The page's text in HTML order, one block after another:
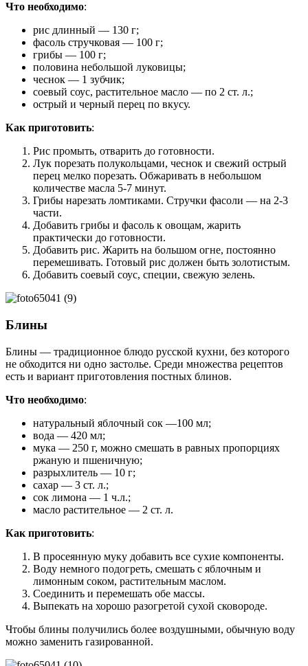
Что необходимо:
рис длинный — 130 г;
фасоль стручковая — 100 г;
грибы — 100 г;
половина небольшой луковицы;
чеснок — 1 зубчик;
соевый соус, растительное масло — по 2 ст. л.;
острый и черный перец по вкусу.
Как приготовить:
Рис промыть, отварить до готовности.
Лук порезать полукольцами, чеснок и свежий острый
перец мелко порезать. Обжаривать в небольшом
количестве масла 5-7 минут.
Грибы нарезать ломтиками. Стручки фасоли — на 2-3
части.
Добавить грибы и фасоль к овощам, жарить
практически до готовности.
Добавить рис. Жарить на большом огне, постоянно
перемешивать. Готовый рис должен быть золотистым.
Добавить соевый соус, специи, свежую зелень.
Блины
Блины — традиционное блюдо русской кухни, без которого
не обходится ни одно застолье. Среди множества рецептов
есть и вариант приготовления постных блинов.
Что необходимо:
натуральный яблочный сок —100 мл;
вода — 420 мл;
мука — 250 г, можно смешать в равных пропорциях
ржаную и пшеничную;
разрыхлитель — 10 г;
сахар — 3 ст. л.;
сок лимона — 1 ч.л.;
масло растительное — 2 ст. л.
Как приготовить:
В просеянную муку добавить все сухие компоненты.
Воду немного подогреть, смешать с яблочным и
лимонным соком, растительным маслом.
Соединить и перемешать обе массы.
Выпекать на хорошо разогретой сухой сковороде.
Чтобы блины получились более воздушными, обычную воду
можно заменить газированной.